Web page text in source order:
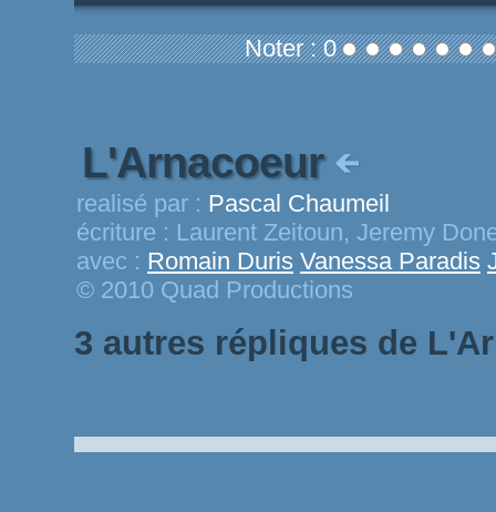
Noter : 0
L'Arnacoeur
realisé par : Pascal Chaumeil
écriture : Laurent Zeitoun, Jeremy
avec : Romain Duris Vanessa Paradis
© 2010 Quad Productions
3 autres répliques de